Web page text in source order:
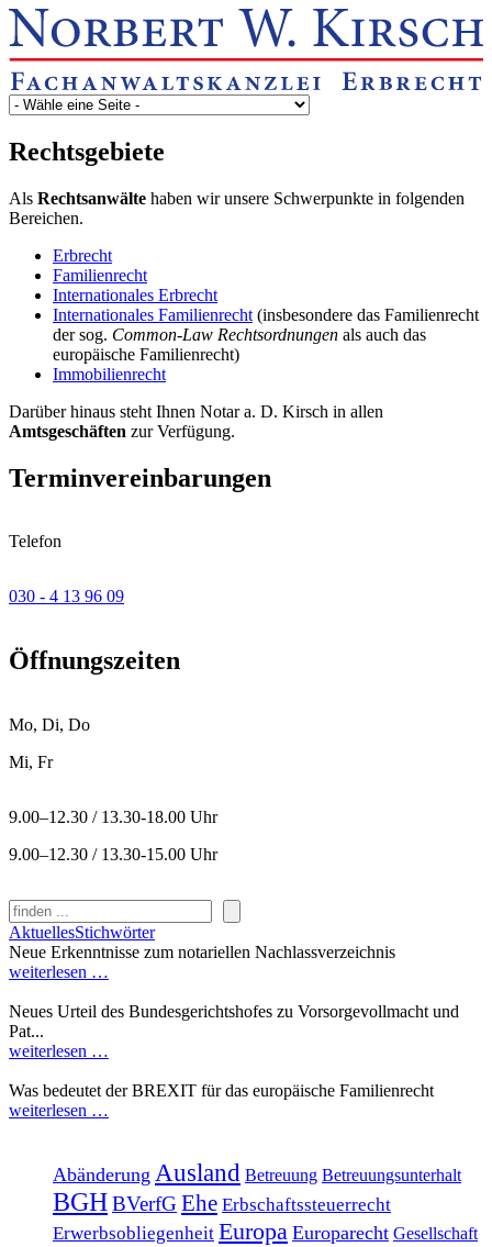
Rechtsgebiete
Als Rechtsanwälte haben wir unsere Schwerpunkte in folgenden
Bereichen.
Erbrecht
Familienrecht
Internationales Erbrecht
Internationales Familienrecht (insbesondere das Familienrecht
der sog. Common-Law Rechtsordnungen als auch das
europäische Familienrecht)
Immobilienrecht
Darüber hinaus steht Ihnen Notar a. D. Kirsch in allen
Amtsgeschäften zur Verfügung.
Terminvereinbarungen
Telefon
030 - 4 13 96 09
Öffnungszeiten
Mo, Di, Do
Mi, Fr
9.00–12.30 / 13.30-18.00 Uhr
9.00–12.30 / 13.30-15.00 Uhr
Suchen
AktuellesStichwörter
Neue Erkenntnisse zum notariellen Nachlassverzeichnis
weiterlesen …
Neues Urteil des Bundesgerichtshofes zu Vorsorgevollmacht und
Pat...
weiterlesen …
Was bedeutet der BREXIT für das europäische Familienrecht
weiterlesen …
Abänderung Ausland Betreuung Betreuungsunterhalt
BGHBVerfG Ehe Erbschaftssteuerrecht
Erwerbsobliegenheit Europa Europarecht Gesellschaft